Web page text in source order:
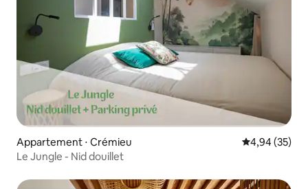
Appartement ⋅ Crémieu Évaluation
4,94 (35)
Le Jungle - Nid douillet